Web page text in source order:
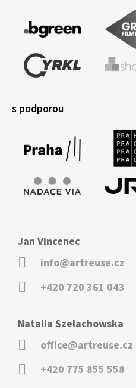
s podporou
Jan Vincenec
info@artreuse.cz
+420 720 361 043
Natalia Szelachowska
office@artreuse.cz
+420 775 855 558